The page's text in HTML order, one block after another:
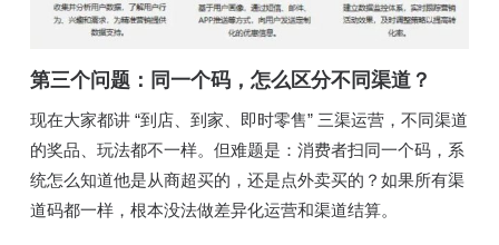
第三个问题：同一个码，怎么区分不同渠道？
现在大家都讲 “到店、到家、即时零售” 三渠运营，不同渠道
的奖品、玩法都不一样。但难题是：消费者扫同一个码，系
统怎么知道他是从商超买的，还是点外卖买的？如果所有渠
道码都一样，根本没法做差异化运营和渠道结算。